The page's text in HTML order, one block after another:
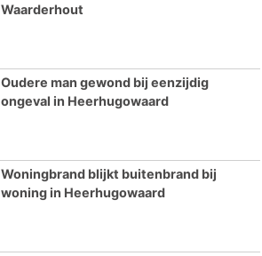
Waarderhout
Oudere man gewond bij eenzijdig
ongeval in Heerhugowaard
Woningbrand blijkt buitenbrand bij
woning in Heerhugowaard